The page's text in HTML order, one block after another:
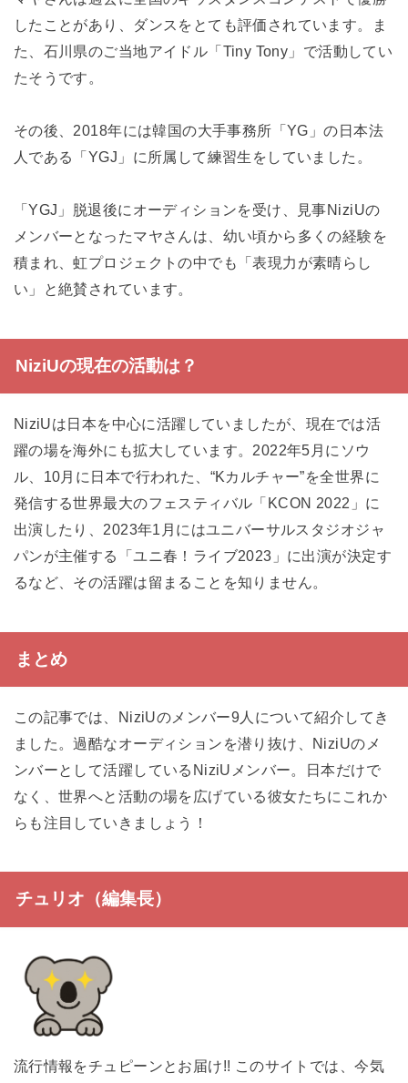
したことがあり、ダンスをとても評価されています。ま
た、石川県のご当地アイドル「Tiny Tony」で活動してい
たそうです。
その後、2018年には韓国の大手事務所「YG」の日本法
人である「YGJ」に所属して練習生をしていました。
「YGJ」脱退後にオーディションを受け、見事NiziUの
メンバーとなったマヤさんは、幼い頃から多くの経験を
積まれ、虹プロジェクトの中でも「表現力が素晴らし
い」と絶賛されています。
NiziUの現在の活動は？
NiziUは日本を中心に活躍していましたが、現在では活
躍の場を海外にも拡大しています。2022年5月にソウ
ル、10月に日本で行われた、“Kカルチャー”を全世界に
発信する世界最大のフェスティバル「KCON 2022」に
出演したり、2023年1月にはユニバーサルスタジオジャ
パンが主催する「ユニ春！ライブ2023」に出演が決定す
るなど、その活躍は留まることを知りません。
まとめ
この記事では、NiziUのメンバー9人について紹介してき
ました。過酷なオーディションを潜り抜け、NiziUのメ
ンバーとして活躍しているNiziUメンバー。日本だけで
なく、世界へと活動の場を広げている彼女たちにこれか
らも注目していきましょう！
チュリオ（編集長）
流行情報をチュピーンとお届け!! このサイトでは、今気